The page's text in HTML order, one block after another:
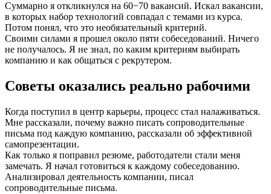
Суммарно я откликнулся на 60−70 вакансий. Искал вакансии,
в которых набор технологий совпадал с темами из курса.
Потом понял, что это необязательный критерий.
Своими силами я прошел около пяти собеседований. Ничего
не получалось. Я не знал, по каким критериям выбирать
компанию и как общаться с рекрутером.
Советы оказались реально рабочими
Когда поступил в центр карьеры, процесс стал налаживаться.
Мне рассказали, почему важно писать сопроводительные
письма под каждую компанию, рассказали об эффективной
самопрезентации.
Как только я поправил резюме, работодатели стали меня
замечать. Я начал готовиться к каждому собеседованию.
Анализировал деятельность компании, писал
сопроводительные письма.